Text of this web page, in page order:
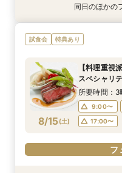
特典あり
8/14(金)
【17時以降
景×スペシャ
17:00〜
18:00〜
フ
特典あり
8/14(金)
【初めて式
お気軽×シェ
12:00〜
14:00〜
16:00〜
特典あり
8/14(金)
2名様から
エディング相
12:00〜
16:00〜
フ
特典あり
8/14(金)
【愛犬と叶
タンプ×厳選
12:00〜
16:00〜
フ
同日のほかの
試食会 特典あり
8/15(土)
【料理重視
スペシャリ
所要時間：3
9:00〜
17:00〜
フ